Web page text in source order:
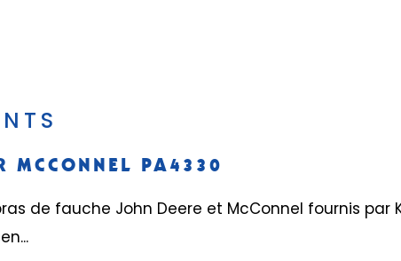
MCCONNEL PA4330
de fauche John Deere et McConnel fournis